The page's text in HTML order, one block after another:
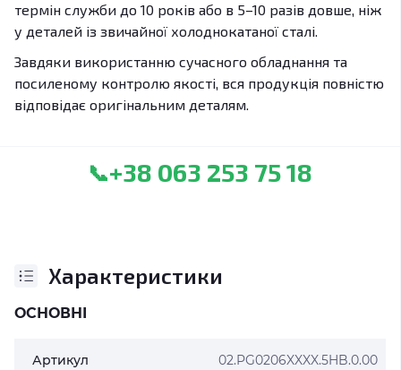
термін служби до 10 років або в 5–10 разів довше, ніж
у деталей із звичайної холоднокатаної сталі.
Завдяки використанню сучасного обладнання та
посиленому контролю якості, вся продукція повністю
відповідає оригінальним деталям.
📞+38 063 253 75 18
Характеристики
ОСНОВНІ
Артикул 02.PG0206XXXX.5HB.0.00